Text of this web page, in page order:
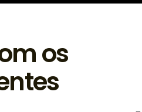
os